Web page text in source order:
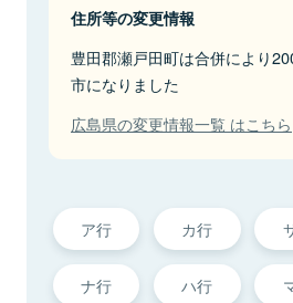
住所等の変更情報
豊田郡瀬戸田町は合併により
市になりました
広島県の変更情報一覧 はこちら
ア行 カ行
ナ行 ハ行